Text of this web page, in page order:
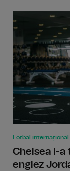
Fotbal internațional
Chelsea l-a
englez